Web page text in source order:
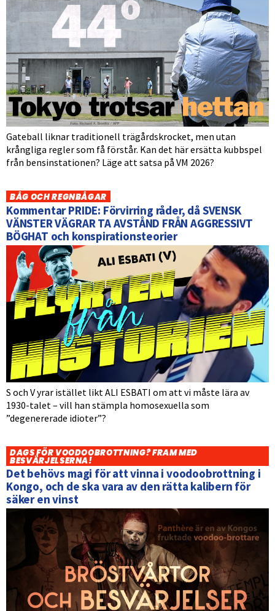
Gateball liknar traditionell trägårdskrocket, men utan
krångliga regler som få förstår. Kan det här ersätta kubbspel
från bensinstationen? Läge att satsa på VM 2026?
BÅG OCH REGNBÅGAR
Kommentar PRIDE: Förvirring råder, då SVENSK
VÄNSTER VÄGRAR TA AVSTÅND FRÅN AGGRESSIVT
BÖGHAT och konspirationsteorier
S och V yrar istället likt ALI ESBATI om att vi måste lära av
1930-talet – vill han stämpla homosexuella som
”degenererade idioter”?
DAGS FÖR VOODOOBROTTNING? FRAM MED
BESVÄRJELSERNA!
Det behövs magi för att vinna i voodoobrottning i
Kongo, och de ska vara av den rätta kalibern för
säker en vinst